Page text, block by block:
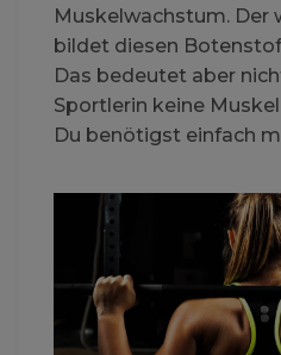
Muskelwachstum. Der
bildet diesen
Das bedeutet aber
Sportlerin keine
Du benötigst einfach